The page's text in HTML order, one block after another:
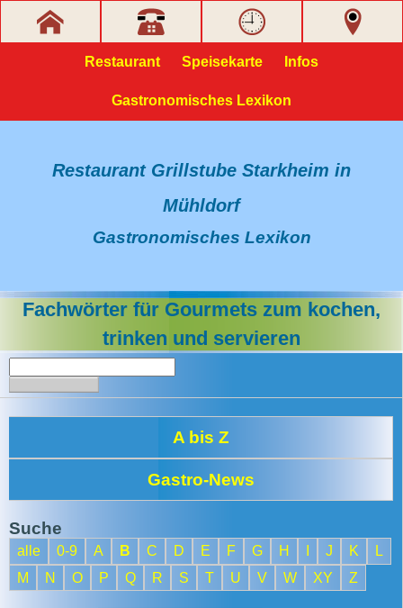
Restaurant Speisekarte Infos
Gastronomisches Lexikon
Restaurant Grillstube Starkheim in
Mühldorf
Gastronomisches Lexikon
Fachwörter für Gourmets zum kochen,
trinken und servieren
A bis Z
Gastro-News
Suche
alle 0-9 A B C D E F G H J K
L
M
N O P Q R S T U V W XY Z